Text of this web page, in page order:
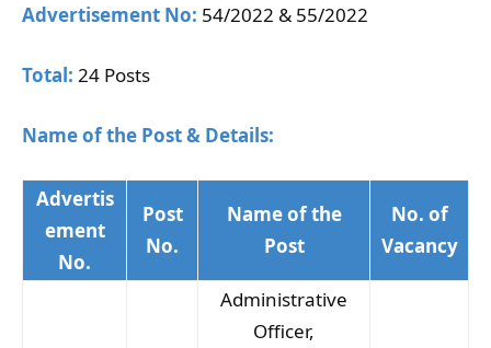
Advertisement No: 54/2022 & 55/2022
Total: 24 Posts
Name of the Post & Details:
Advertis
ement
No.
Post
No.
Name of the
Post
No. of
Vacancy
Administrative
Officer,